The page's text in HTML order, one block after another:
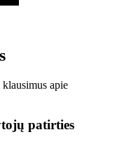
apie
patirties